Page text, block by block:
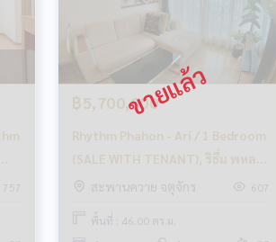
757
฿5,700,000
Rhythm Phahon - Ari / 1 Bedroom
(SALE WITH TENANT), ริธึ่ม พหลฯ
- อารีย์ / 1 ห้องนอน (ขายพร้อมผู้
สะพานควาย จตุจักร 607
พื้นที่ : 46.00 ตร.ม.